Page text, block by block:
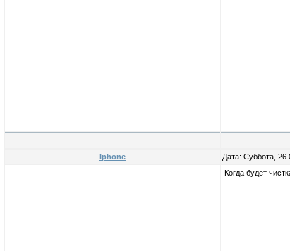
Iphone Дата: Суббота,
Когда будет